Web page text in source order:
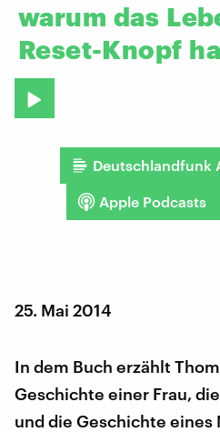
warum das
Reset-Knopf
Deutschlandfunk
Apple Podcasts
25. Mai 2014
In dem Buch erzählt
Geschichte einer Frau,
und die Geschichte eines